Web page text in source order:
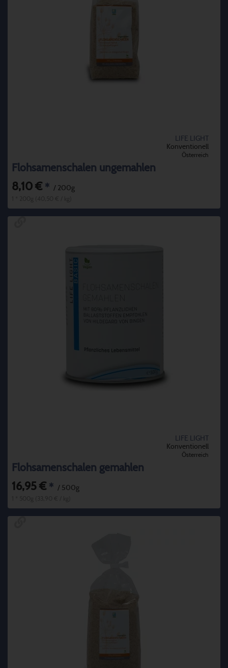
LIFE LIGHT
Konventionell
Österreich
Flohsamenschalen ungemahlen
8,10 € * / 200g
LIFE LIGHT
Konventionell
Österreich
Flohsamenschalen gemahlen
16,95 € * / 500g